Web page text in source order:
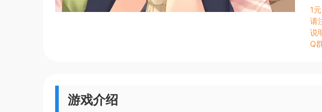
1
请
说
Q
游戏介绍